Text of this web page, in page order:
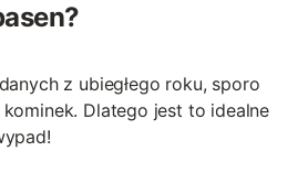
z ubiegłego roku, sporo
Dlatego jest to idealne